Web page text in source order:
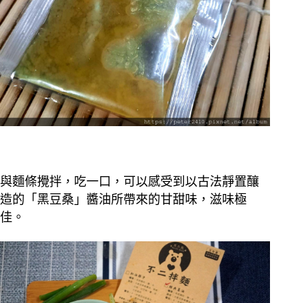
與麵條攪拌，吃一口，可以感受到以古法靜置釀
造的「黑豆桑」醬油所帶來的甘甜味，滋味極
佳。